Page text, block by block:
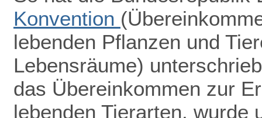
Konvention
lebenden Pflanzen und
Lebensräume)
das Übereinkommen zur
lebenden Tierarten, wurde